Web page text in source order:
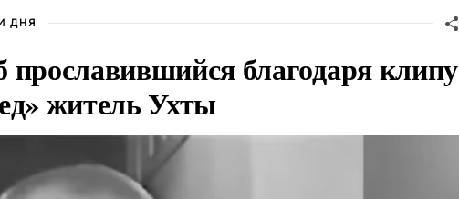
ДНЯ
благодаря клипу
житель Ухты